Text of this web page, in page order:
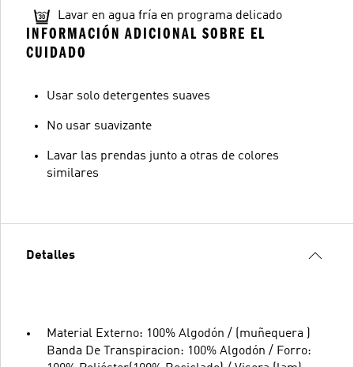
Lavar en agua fría en programa delicado
INFORMACIÓN ADICIONAL SOBRE EL
CUIDADO
Usar solo detergentes suaves
No usar suavizante
Lavar las prendas junto a otras de colores
similares
Detalles
Material Externo: 100% Algodón / (muñequera )
Banda De Transpiracion: 100% Algodón / Forro: